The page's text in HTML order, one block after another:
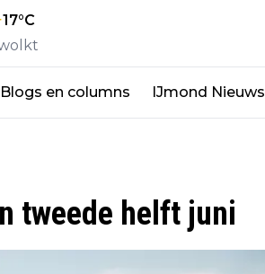
17°C
Blogs en columns IJmond Nieuws
tweede helft juni